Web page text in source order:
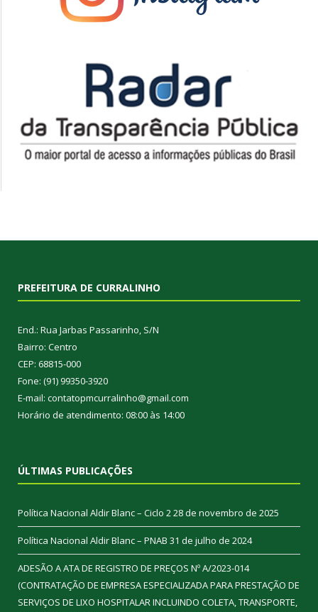
PREFEITURA DE CURRALINHO
End.: Rua Jarbas Passarinho, S/N
Bairro: Centro
CEP: 68815-000
Fone: (91) 99350-3920
E-mail: contatopmcurralinho@gmail.com
Horário de atendimento: 08:00 às 14:00
ÚLTIMAS PUBLICAÇÕES
Política Nacional Aldir Blanc – Ciclo 228 de novembro de 2025
Política Nacional Aldir Blanc – PNAB 31 de julho de 2024
ADESÃO A ATA DE REGISTRO DE PREÇOS Nº A/2023-014
(CONTRATAÇÃO DE EMPRESA ESPECIALIZADA PARA PRESTAÇÃO DE
SERVIÇOS DE LIXO HOSPITALAR INCLUINDO COLETA, TRANSPORTE,